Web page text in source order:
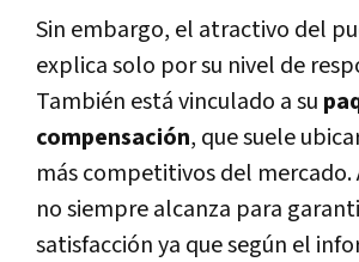
Sin embargo, el atractivo del
explica solo por su nivel de
También está vinculado a su
compensación, que suele
más competitivos del mercado.
no siempre alcanza para
satisfacción ya que según el